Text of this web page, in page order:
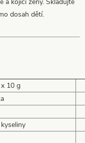
dosah dětí.
10 g